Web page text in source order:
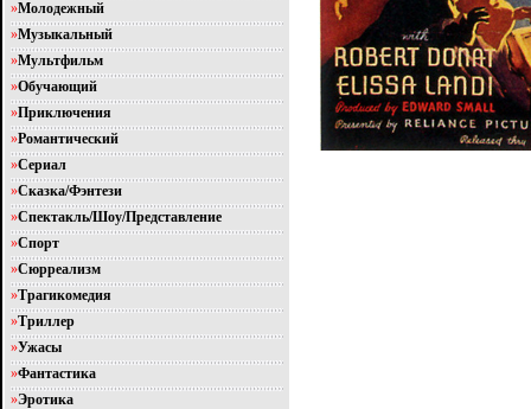
»Молодежный
»Музыкальный
»Мультфильм
»Обучающий
»Приключения
»Романтический
»Сериал
»Сказка/Фэнтези
»Спектакль/Шоу/Представление
»Спорт
»Сюрреализм
»Трагикомедия
»Триллер
»Ужасы
»Фантастика
»Эротика